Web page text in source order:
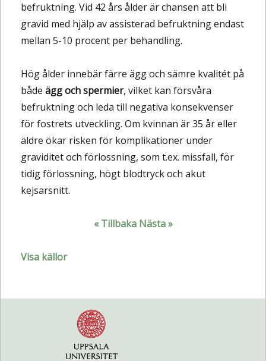
befruktning. Vid 42 års ålder är chansen att bli
gravid med hjälp av assisterad befruktning endast
mellan 5-10 procent per behandling.
Hög ålder innebär färre ägg och sämre kvalitét på
bådeägg och spermier, vilket kan försvåra
befruktning och leda till negativa konsekvenser
för fostrets utveckling. Om kvinnan är 35 år eller
äldre ökar risken för komplikationer under
graviditet och förlossning, som t.ex. missfall, för
tidig förlossning, högt blodtryck och akut
kejsarsnitt.
« Tillbaka Nästa »
Visa källor